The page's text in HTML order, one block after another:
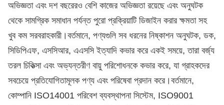
অভিজ্ঞতা এবং দশ বছরেরও বেশি কাজের অভিজ্ঞতা রয়েছে এবং অনুঘটক
থেকে সামগ্রিক সমাধান পর্যন্ত পুরো প্রক্রিয়াটি ডিজাইন করার ক্ষমতা সহ
খুব কম সরবরাহকারী।বর্তমানে, পণ্যগুলি সব ধরনের নিষ্কাশন অনুঘটক, ডক,
সিডিপিএফ, এসসিআর, এএসসি ইত্যাদি কভার করে একই সময়ে, তারা বর্জ্য
তরল চিকিত্সা এবং অভ্যন্তরীণ বায়ু পরিশোধনকে কভার করে, যা গ্রাহকদের
সবচেয়ে প্রতিযোগিতামূলক পণ্য এবং পরিষেবা প্রদান করে।বর্তমানে,
কোম্পানি ISO14001 পরিবেশ ব্যবস্থাপনা সিস্টেম, ISO9001